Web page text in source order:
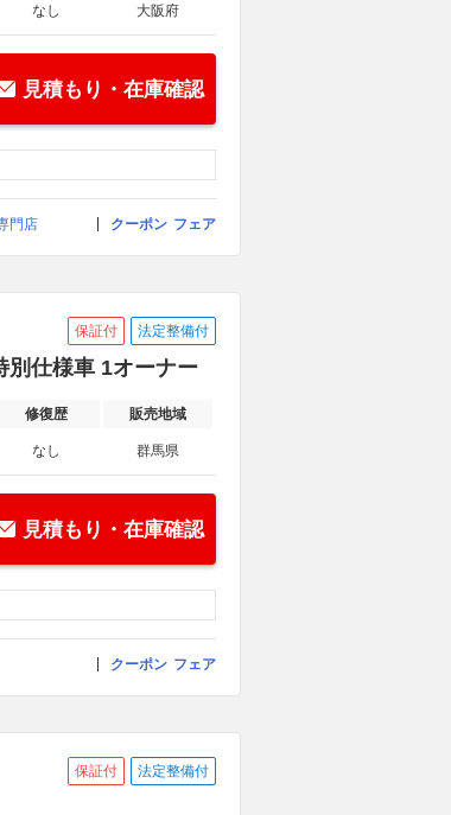
なし 大阪府
見積もり・在庫確認
門店 クーポン フェア
保証付 法定整備付
別仕様車 1オーナー
修復歴 販売地域
なし 群馬県
見積もり・在庫確認
クーポン フェア
保証付 法定整備付